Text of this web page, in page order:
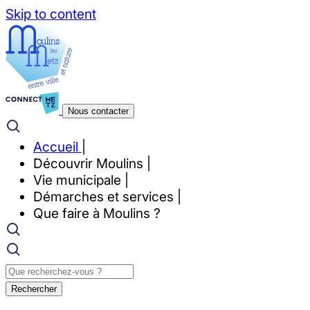
Skip to content
Nous contacter
Accueil
Découvrir Moulins
Vie municipale
Démarches et services
Que faire à Moulins ?
Rechercher